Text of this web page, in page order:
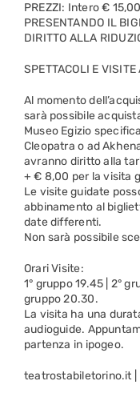
PREZZI: Intero €
PRESENTANDO IL
DIRITTO ALLA
SPETTACOLI E VISITE
Al momento
sarà possibile
Museo Egizio
Cleopatra o ad
avranno diritto alla
+ € 8,00 per la visita
Le visite guidate
abbinamento al
date differenti.
Non sarà possibile
Orari Visite:
1° gruppo 19.45 | 2°
gruppo 20.30.
La visita ha una
audioguide.
partenza in ipogeo.
teatrostabiletorino.it |